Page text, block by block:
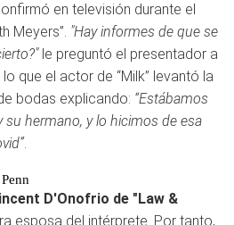
en televisión durante el
Meyers”. "Hay informes de que se
le preguntó el presentador a
que el actor de “Milk” levantó la
bodas explicando: “Estábamos
su hermano, y lo hicimos de esa
.
D'Onofrio de "Law &
esposa del intérprete. Por tanto,